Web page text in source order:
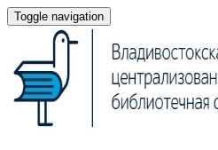
Toggle navigation